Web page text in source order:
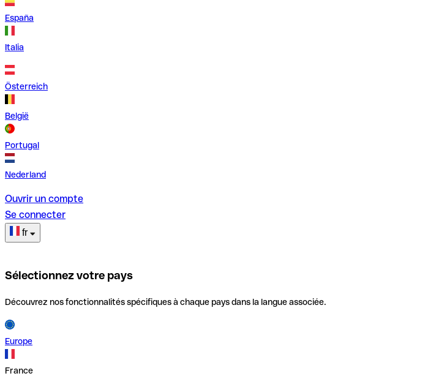
España
Italia
Österreich
België
Portugal
Nederland
Ouvrir un compte
Se connecter
fr
Sélectionnez votre pays
Découvrez nos fonctionnalités spécifiques à chaque pays dans la langue associée.
Europe
France